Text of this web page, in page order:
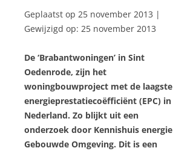
Geplaatst op 25 november 2013 |
Gewijzigd op: 25 november 2013
De ‘Brabantwoningen’ in Sint
Oedenrode, zijn het
woningbouwproject met de laagste
energieprestatiecoëfficiënt (EPC) in
Nederland. Zo blijkt uit een
onderzoek door Kennishuis energie
Gebouwde Omgeving. Dit is een